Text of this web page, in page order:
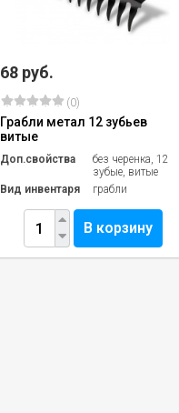
68 руб.
(0)
Грабли метал 12 зубьев
витые
Доп.свойства
без черенка, 12
зубые, витые
Вид инвентаря
грабли
В корзину